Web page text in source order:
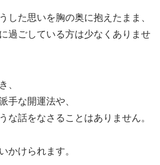
した思いを胸の奥に抱えたまま、
過ごしている方は少なくありませ
、
手な開運法や、
な話をなさることはありません。
かけられます。